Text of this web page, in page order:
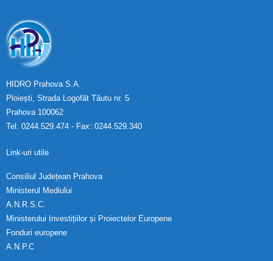
HIDRO Prahova S.A.
Ploiești, Strada Logofăt Tăutu nr. 5
Prahova 100062
Tel: 0244.529.474 - Fax: 0244.529.340
Link-uri utile
Consiliul Județean Prahova
Ministerul Mediului
A.N.R.S.C.
Ministerului Investițiilor și Proiectelor Europene
Fonduri europene
A.N.P.C